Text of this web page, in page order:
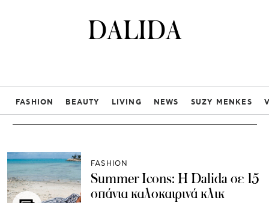
DALIDA
FASHION BEAUTY LIVING NEWS SUZY MENKES
FASHION
Summer Icons: Η Dalida σε 15
σπάνια καλοκαιρινά κλικ